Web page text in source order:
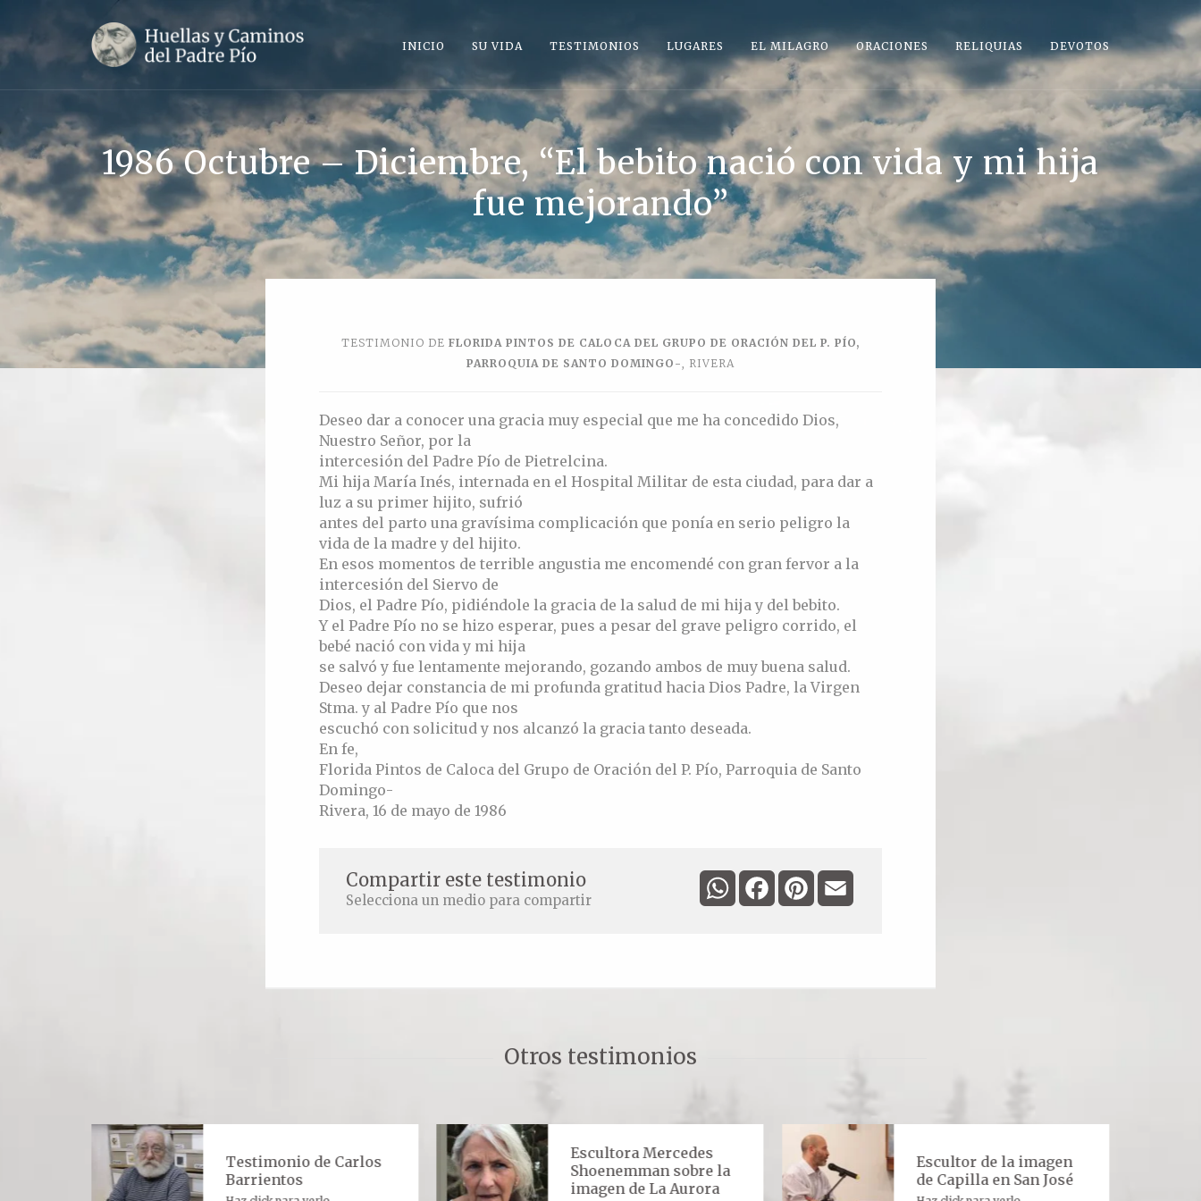
INICIO SU VIDA TESTIMONIOS LUGARES EL MILAGRO ORACIONES RELIQUIAS DEVOTOS
1986 Octubre – Diciembre, “El bebito nació con vida y mi hija
fue mejorando”
TESTIMONIO DE FLORIDA PINTOS DE CALOCA DEL GRUPO DE ORACIÓN DEL P. PÍO,
PARROQUIA DE SANTO DOMINGO-, RIVERA
Deseo dar a conocer una gracia muy especial que me ha concedido Dios,
Nuestro Señor, por la
intercesión del Padre Pío de Pietrelcina.
Mi hija María Inés, internada en el Hospital Militar de esta ciudad, para dar a
luz a su primer hijito, sufrió
antes del parto una gravísima complicación que ponía en serio peligro la
vida de la madre y del hijito.
En esos momentos de terrible angustia me encomendé con gran fervor a la
intercesión del Siervo de
Dios, el Padre Pío, pidiéndole la gracia de la salud de mi hija y del bebito.
Y el Padre Pío no se hizo esperar, pues a pesar del grave peligro corrido, el
bebé nació con vida y mi hija
se salvó y fue lentamente mejorando, gozando ambos de muy buena salud.
Deseo dejar constancia de mi profunda gratitud hacia Dios Padre, la Virgen
Stma. y al Padre Pío que nos
escuchó con solicitud y nos alcanzó la gracia tanto deseada.
En fe,
Florida Pintos de Caloca del Grupo de Oración del P. Pío, Parroquia de Santo
Domingo-
Rivera, 16 de mayo de 1986
Compartir este testimonio
Selecciona un medio para compartir
WhatsAppFacebookPinterest
Otros testimonios
Testimonio de Carlos
Barrientos
Escultora Mercedes
Shoenemman sobre la
imagen de La Aurora
Escultor de la imagen
de Capilla en San José